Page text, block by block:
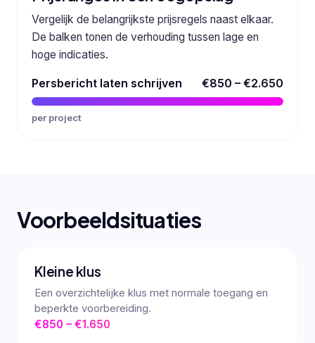
Vergelijk de belangrijkste prijsregels naast elkaar.
De balken tonen de verhouding tussen lage en
hoge indicaties.
Persbericht laten schrijven €850 – €2.650
per project
Voorbeeldsituaties
Kleine klus
Een overzichtelijke klus met normale toegang en
beperkte voorbereiding.
€850 – €1.650